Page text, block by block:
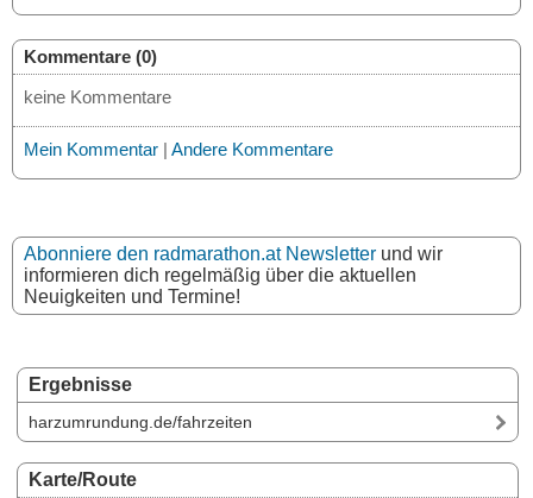
Ergebnisse
harzumrundung.de/fahrzeiten
Karte/Route
Kommentare (0)
keine Kommentare
Mein Kommentar | Andere Kommentare
Abonniere den radmarathon.at Newsletter und wir
informieren dich regelmäßig über die aktuellen
Neuigkeiten und Termine!